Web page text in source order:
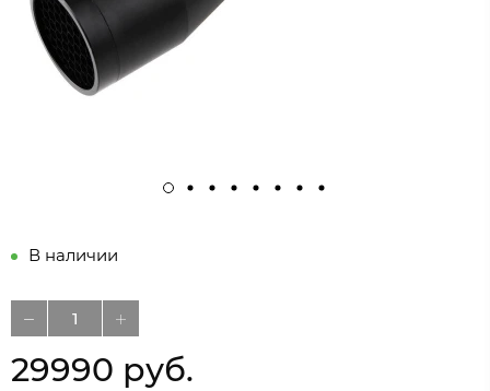
В наличии
29990 руб.